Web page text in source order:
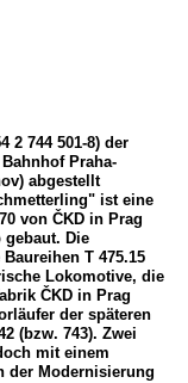
2 744 501-8) der
Praha-
abgestellt
ist eine
von ČKD in Prag
gebaut. Die
T 475.15
Lokomotive, die
ČKD in Prag
der späteren
(bzw. 743). Zwei
mit einem
der Modernisierung